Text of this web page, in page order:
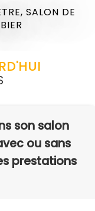
SALON DE
son salon
ou sans
prestations